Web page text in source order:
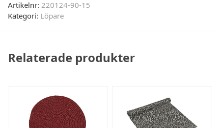
Artikelnr: 220124-90-15
Kategori: Löpare
Relaterade produkter